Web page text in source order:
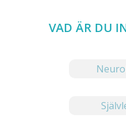
VAD ÄR DU